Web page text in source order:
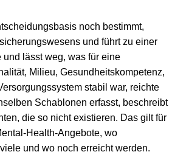
noch bestimmt,
und führt zu einer
lässt weg, was für eine
Milieu, Gesundheitskompetenz,
stabil war, reichte
Schablonen erfasst, beschreibt
die so nicht existieren. Das gilt für
Health-Angebote, wo
und wo noch erreicht werden.